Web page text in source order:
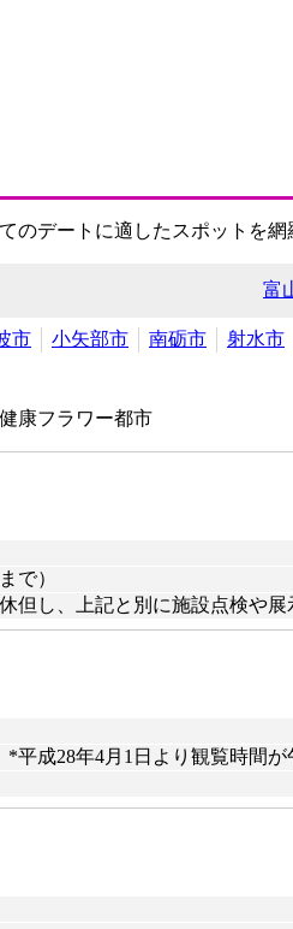
デートに適したスポットを
富
市 小矢部市 南砺市 射水市
康フラワー都市
で）
但し、上記と別に施設点検や
平成28年4月1日より観覧時間